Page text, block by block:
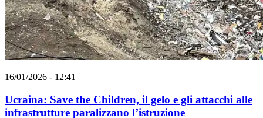
16/01/2026 - 12:41
Ucraina: Save the Children, il gelo e gli attacchi alle
infrastrutture paralizzano l’istruzione